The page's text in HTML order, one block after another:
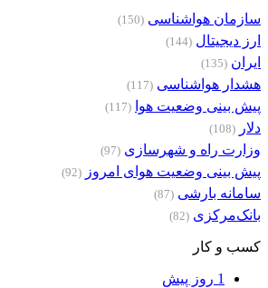
سازمان هواشناسی (150)
ارز دیجیتال (144)
ایران (135)
هشدار هواشناسی (117)
پیش بینی وضعیت هوا (117)
دلار (108)
وزارت راه و شهرسازی (97)
پیش بینی وضعیت هوای امروز (92)
سامانه بارشی (87)
بانک‌مرکزی (82)
کسب و کار
1 روز پیش